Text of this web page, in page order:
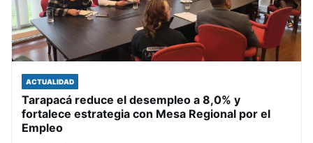
ACTUALIDAD
Tarapacá reduce el desempleo a 8,0% y
fortalece estrategia con Mesa Regional por el
Empleo